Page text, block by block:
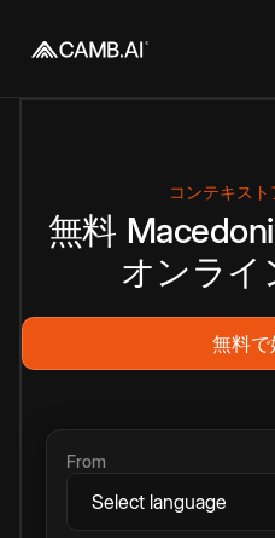
コンテキス
無料
オンライ
無料で
From